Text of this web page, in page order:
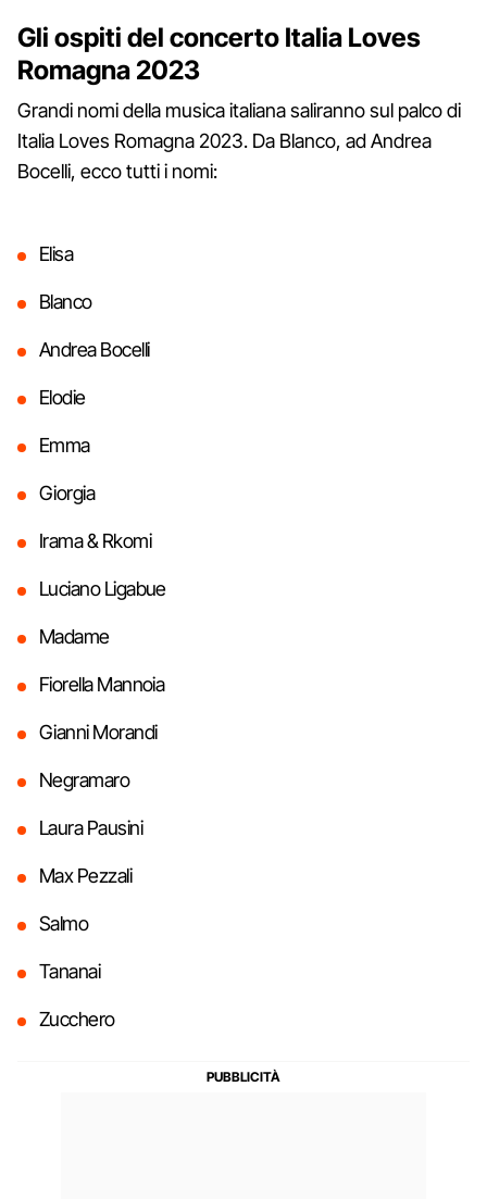
Gli ospiti del concerto Italia Loves
Romagna 2023
Grandi nomi della musica italiana saliranno sul palco di
Italia Loves Romagna 2023. Da Blanco, ad Andrea
Bocelli, ecco tutti i nomi:
Elisa
Blanco
Andrea Bocelli
Elodie
Emma
Giorgia
Irama & Rkomi
Luciano Ligabue
Madame
Fiorella Mannoia
Gianni Morandi
Negramaro
Laura Pausini
Max Pezzali
Salmo
Tananai
Zucchero